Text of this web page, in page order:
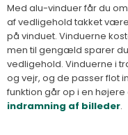
Med alu-vinduer får du
af vedligehold takket
på vinduet. Vinduerne
men til gengæld sparer
vedligehold. Vinduerne i
og vejr, og de passer flot
funktion går op i en
indramning af billeder.